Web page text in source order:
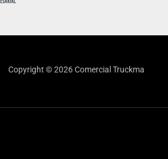
Copyright © 2026 Comercial Truckma